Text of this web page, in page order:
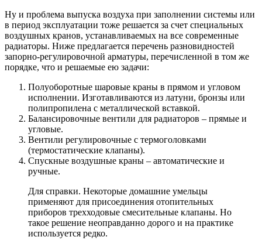
Ну и проблема выпуска воздуха при заполнении системы или
в период эксплуатации тоже решается за счет специальных
воздушных кранов, устанавливаемых на все современные
радиаторы. Ниже предлагается перечень разновидностей
запорно-регулировочной арматуры, перечисленной в том же
порядке, что и решаемые ею задачи:
Полуоборотные шаровые краны в прямом и угловом
исполнении. Изготавливаются из латуни, бронзы или
полипропилена с металлической вставкой.
Балансировочные вентили для радиаторов – прямые и
угловые.
Вентили регулировочные с термоголовками
(термостатические клапаны).
Спускные воздушные краны – автоматические и
ручные.
Для справки. Некоторые домашние умельцы
применяют для присоединения отопительных
приборов трехходовые смесительные клапаны. Но
такое решение неоправданно дорого и на практике
используется редко.